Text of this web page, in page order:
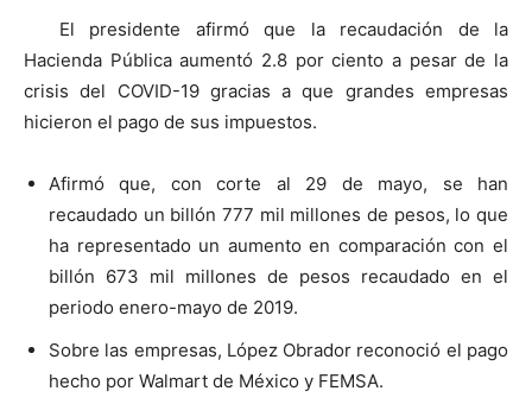
El presidente afirmó que la recaudación de la
Hacienda Pública aumentó 2.8 por ciento a pesar de la
crisis del COVID-19 gracias a que grandes empresas
hicieron el pago de sus impuestos.
Afirmó que, con corte al 29 de mayo, se han
recaudado un billón 777 mil millones de pesos, lo que
ha representado un aumento en comparación con el
billón 673 mil millones de pesos recaudado en el
periodo enero-mayo de 2019.
Sobre las empresas, López Obrador reconoció el pago
hecho por Walmart de México y FEMSA.